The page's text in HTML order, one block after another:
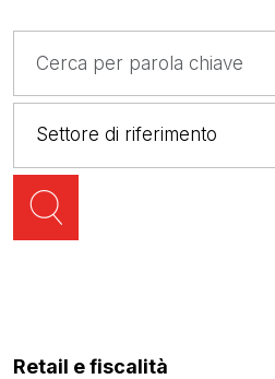
Retail e fiscalità